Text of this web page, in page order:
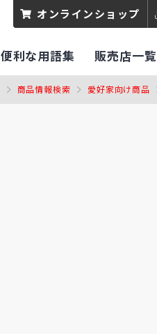
オンラインショップ
便利な用語集 販売店一覧
商品情報検索 愛好家向け商品